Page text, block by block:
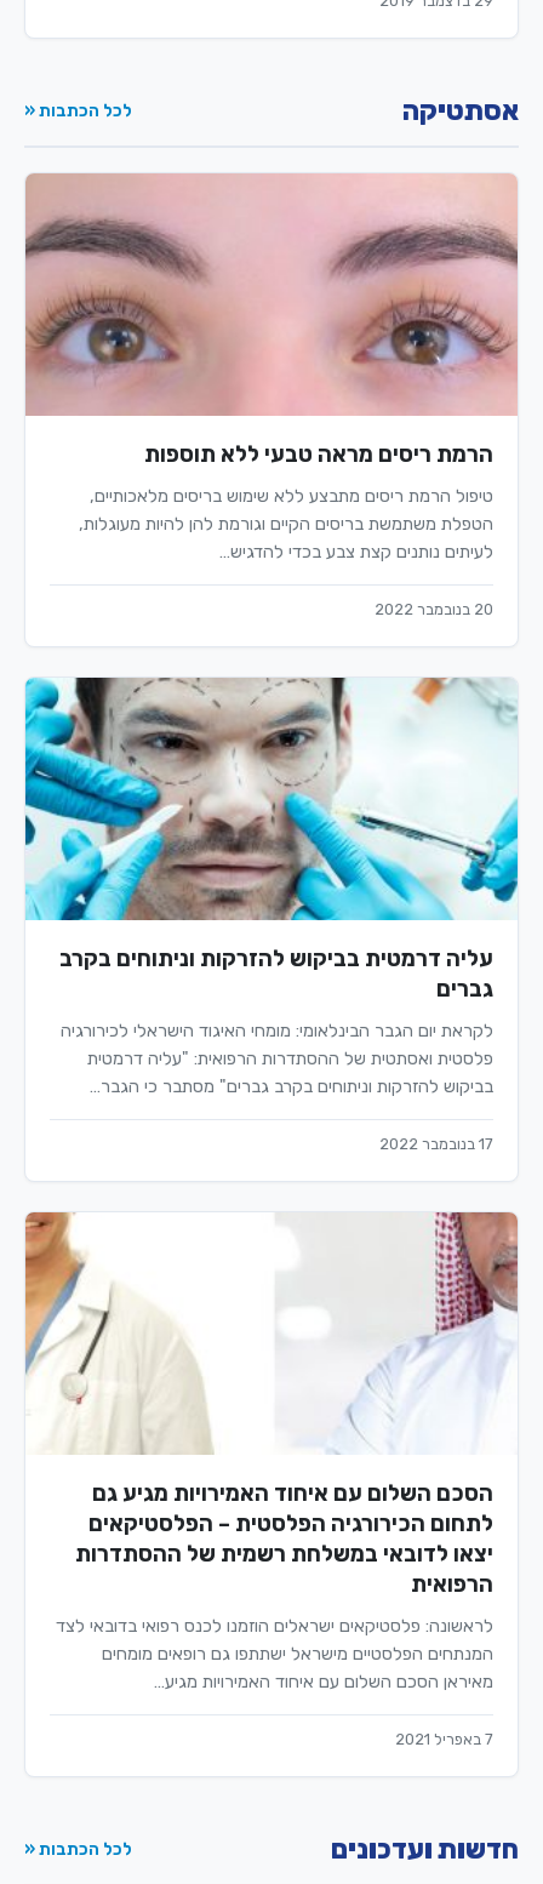
אסתטיקה לכל הכתבות «
הרמת ריסים מראה טבעי ללא תוספות
טיפול הרמת ריסים מתבצע ללא שימוש בריסים מלאכותיים,
הטפלת משתמשת בריסים הקיים וגורמת להן להיות מעוגלות,
לעיתים נותנים קצת צבע בכדי להדגיש…
20 בנובמבר 2022
עליה דרמטית בביקוש להזרקות וניתוחים בקרב
גברים
לקראת יום הגבר הבינלאומי: מומחי האיגוד הישראלי לכירורגיה
פלסטית ואסתטית של ההסתדרות הרפואית: "עליה דרמטית
בביקוש להזרקות וניתוחים בקרב גברים" מסתבר כי הגבר…
17 בנובמבר 2022
הסכם השלום עם איחוד האמירויות מגיע גם
לתחום הכירורגיה הפלסטית – הפלסטיקאים
יצאו לדובאי במשלחת רשמית של ההסתדרות
הרפואית
לראשונה: פלסטיקאים ישראלים הוזמנו לכנס רפואי בדובאי לצד
המנתחים הפלסטיים מישראל ישתתפו גם רופאים מומחים
מאיראן הסכם השלום עם איחוד האמירויות מגיע…
7 באפריל 2021
חדשות ועדכונים לכל הכתבות «